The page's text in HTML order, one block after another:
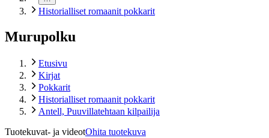
Historialliset romaanit pokkarit
Murupolku
Etusivu
Kirjat
Pokkarit
Historialliset romaanit pokkarit
Antell, Puuvillatehtaan kilpailija
Tuotekuvat- ja videotOhita tuotekuva